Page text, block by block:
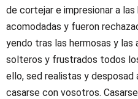
de cortejar e impresionar a
acomodadas y fueron
yendo tras las hermosas y las
solteros y frustrados todos
ello, sed realistas y desposad
casarse con vosotros.